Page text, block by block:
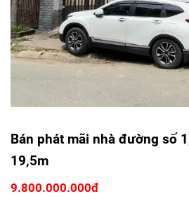
Bán phát mãi nhà đường số
19,5m
9.800.000.000đ